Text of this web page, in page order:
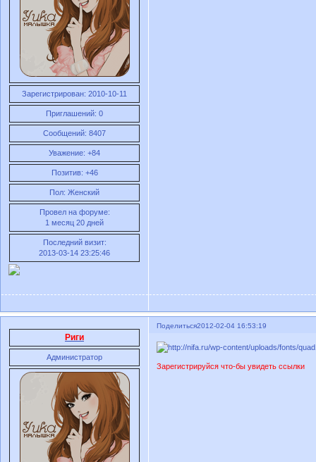
Зарегистрирован: 2010-10-11
Приглашений: 0
Сообщений: 8407
Уважение: +84
Позитив: +46
Пол: Женский
Провел на форуме:
1 месяц 20 дней
Последний визит:
2013-03-14 23:25:46
Поделиться2012-02-04 16:53:19
Риги
Администратор
Зарегистрируйся что-бы увидеть ссылки